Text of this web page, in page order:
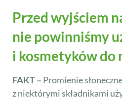
Przed wyjściem
nie powinniśmy
i kosmetyków do
FAKT – Promienie
z niektórymi składnikami